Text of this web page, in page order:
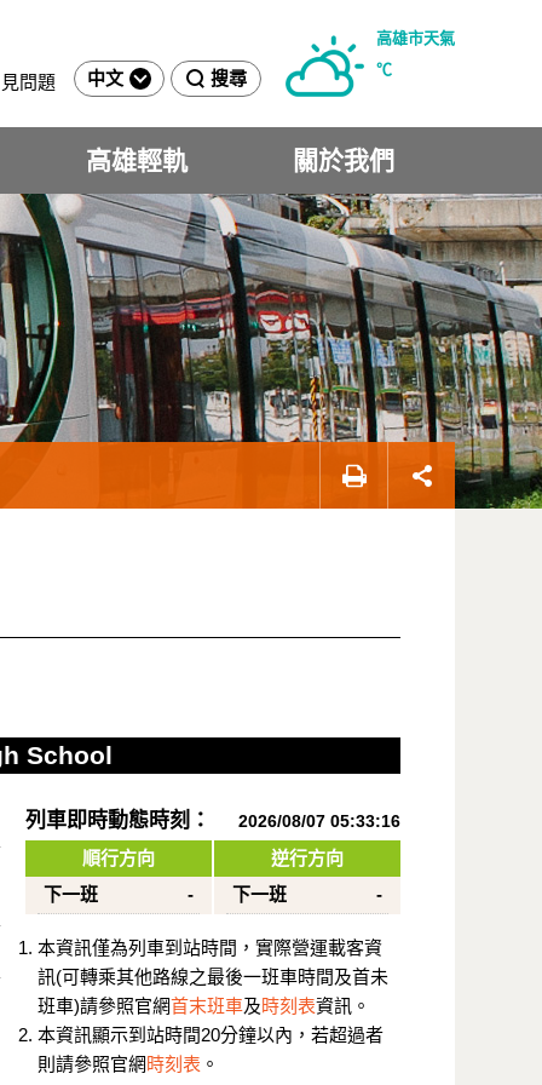
問題 中文 搜尋
高雄市天氣
℃
高雄輕軌 關於我們
School
列車即時動態時刻： 2026/08/07 05:33:16
順行方向
下一班
-
逆行方向
下一班
-
本資訊僅為列車到站時間，實際營運載客資
訊(可轉乘其他路線之最後一班車時間及首未
班車)請參照官網首末班車及時刻表資訊。
本資訊顯示到站時間20分鐘以內，若超過者
則請參照官網 時刻表 。